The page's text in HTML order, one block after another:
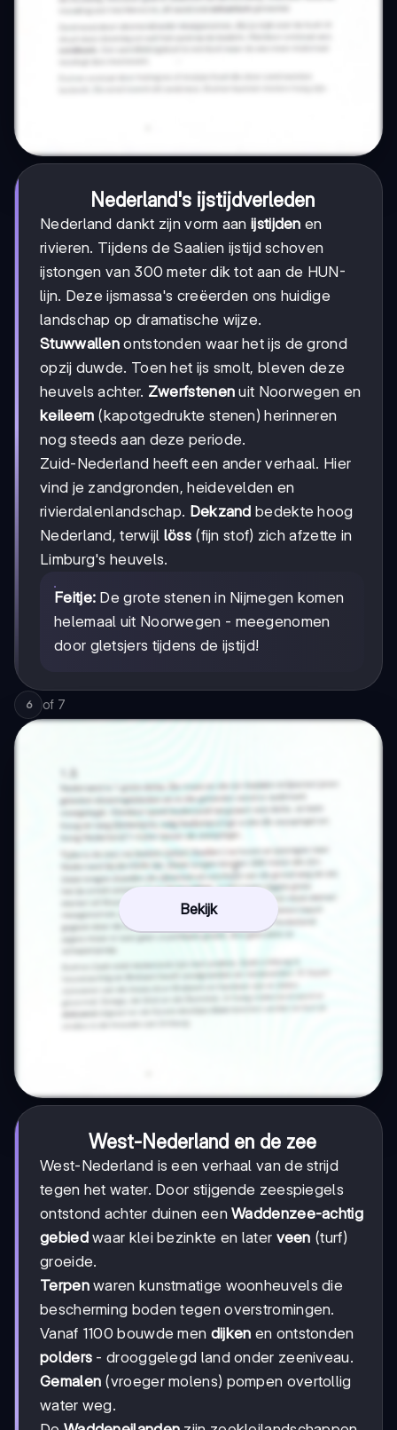
Nederland's ijstijdverleden
Nederland dankt zijn vorm aan ijstijden en
rivieren. Tijdens de Saalien ijstijd schoven
ijstongen van 300 meter dik tot aan de HUN-
lijn. Deze ijsmassa's creëerden ons huidige
landschap op dramatische wijze.
Stuwwallen ontstonden waar het ijs de grond
opzij duwde. Toen het ijs smolt, bleven deze
heuvels achter. Zwerfstenen uit Noorwegen en
keileem (kapotgedrukte stenen) herinneren
nog steeds aan deze periode.
Zuid-Nederland heeft een ander verhaal. Hier
vind je zandgronden, heidevelden en
rivierdalenlandschap. Dekzand bedekte hoog
Nederland, terwijl löss(fijn stof) zich afzette in
Limburg's heuvels.
Feitje: De grote stenen in Nijmegen komen
helemaal uit Noorwegen - meegenomen
door gletsjers tijdens de ijstijd!
6 of 7
Bekijk
West-Nederland en de zee
West-Nederland is een verhaal van de strijd
tegen het water. Door stijgende zeespiegels
ontstond achter duinen eenWaddenzee-achtig
gebiedwaar klei bezinkte en later veen (turf)
groeide.
Terpenwaren kunstmatige woonheuvels die
bescherming boden tegen overstromingen.
Vanaf 1100 bouwde men dijken en ontstonden
polders - drooggelegd land onder zeeniveau.
Gemalen (vroeger molens) pompen overtollig
water weg.